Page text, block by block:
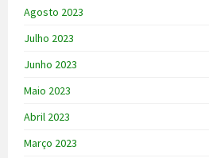
Agosto 2023
Julho 2023
Junho 2023
Maio 2023
Abril 2023
Março 2023